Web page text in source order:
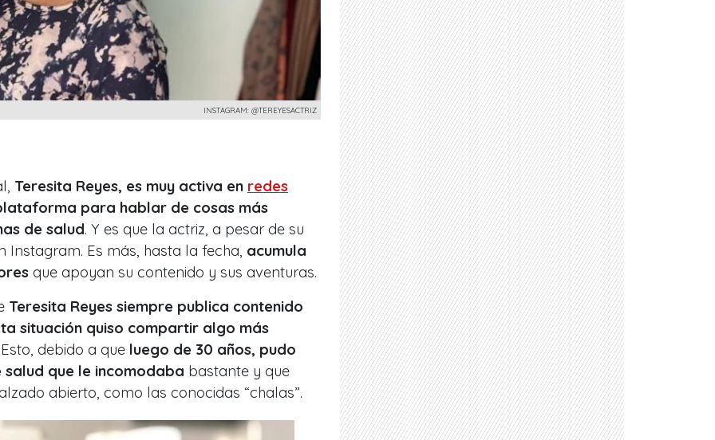
INSTAGRAM: @TEREYESACTRIZ
Teresita Reyes, es muy activa en redes
para hablar de cosas más
de salud. Y es que la actriz, a pesar de su
Es más, hasta la fecha, acumula
que apoyan su contenido y sus aventuras.
Teresita Reyes siempre publica contenido
situación quiso compartir algo más
debido a que luego de 30 años, pudo
que le incomodaba bastante y que
abierto, como las conocidas “chalas”.